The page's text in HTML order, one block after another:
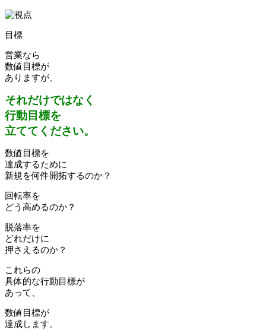
目標
営業なら
数値目標が
ありますが、
それだけではなく
行動目標を
立ててください。
数値目標を
達成するために
新規を何件開拓するのか？
回転率を
どう高めるのか？
脱落率を
どれだけに
押さえるのか？
これらの
具体的な行動目標が
あって、
数値目標が
達成します。